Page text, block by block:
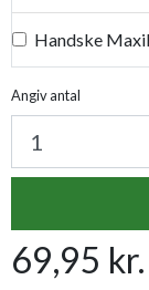
Handske
Handske
Plantetorvets
Premium læder
Angiv antal
69,95 kr.